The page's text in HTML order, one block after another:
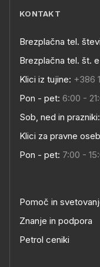
KONTAKT
Brezplačna tel.
Brezplačna tel. št.
Klici iz tujine: +386
Pon - pet: 6:00 -
Sob, ned in prazniki:
Klici za pravne
Pon - pet: 7:00 -
Pomoč in
Znanje in podpora
Petrol ceniki